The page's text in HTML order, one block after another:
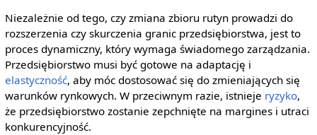
Niezależnie od tego, czy zmiana zbioru rutyn prowadzi do
rozszerzenia czy skurczenia granic przedsiębiorstwa, jest to
proces dynamiczny, który wymaga świadomego zarządzania.
Przedsiębiorstwo musi być gotowe na adaptację i
elastyczność, aby móc dostosować się do zmieniających się
warunków rynkowych. W przeciwnym razie, istnieje ryzyko,
że przedsiębiorstwo zostanie zepchnięte na margines i utraci
konkurencyjność.